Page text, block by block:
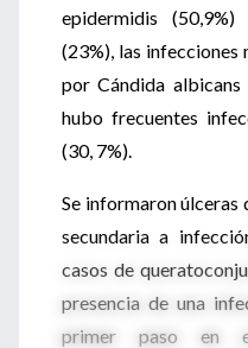
epidermidis (50,9%)
(23%), las
por Cándida
hubo frecuentes
(30, 7%).
Se informaron úlceras
secundaria a
casos de
presencia de una
primer paso en